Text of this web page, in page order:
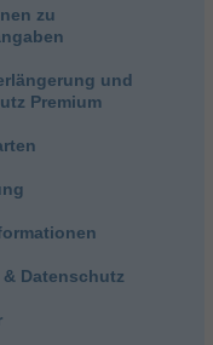
zu
und
Premium
Datenschutz